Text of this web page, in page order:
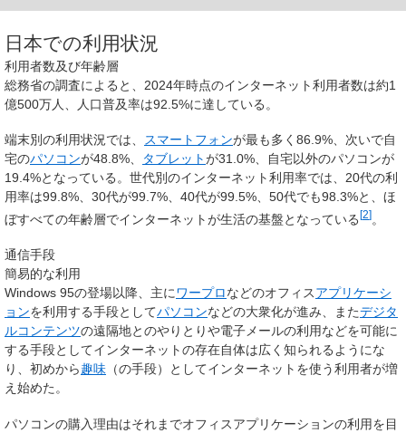
日本での利用状況
利用者数及び年齢層
総務省の調査によると、2024年時点のインターネット利用者数は約1
億500万人、人口普及率は92.5%に達している。
端末別の利用状況では、 スマートフォンが最も多く86.9%、次いで自
宅のパソコンが48.8%、 タブレットが31.0%、自宅以外のパソコンが
19.4%となっている。世代別のインターネット利用率では、20代の利
用率は99.8%、30代が99.7%、40代が99.5%、50代でも98.3%と、ほ
ぼすべての年齢層でインターネットが生活の基盤となっている [2] 。
通信手段
簡易的な利用
Windows 95の登場以降、主にワープロなどのオフィスアプリケーシ
ョンを利用する手段としてパソコンなどの大衆化が進み、またデジタ
ルコンテンツの遠隔地とのやりとりや電子メールの利用などを可能に
する手段としてインターネットの存在自体は広く知られるようにな
り、初めから趣味 （の手段）としてインターネットを使う利用者が増
え始めた。
パソコンの購入理由はそれまでオフィスアプリケーションの利用を目